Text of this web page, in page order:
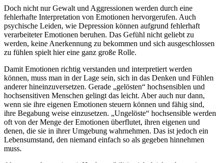
Doch nicht nur Gewalt und Aggressionen werden durch eine
fehlerhafte Interpretation von Emotionen hervorgerufen. Auch
psychische Leiden, wie Depression können aufgrund fehlerhaft
verarbeiteter Emotionen beruhen. Das Gefühl nicht geliebt zu
werden, keine Anerkennung zu bekommen und sich ausgeschlossen
zu fühlen spielt hier eine ganz große Rolle.
Damit Emotionen richtig verstanden und interpretiert werden
können, muss man in der Lage sein, sich in das Denken und Fühlen
anderer hineinzuversetzen. Gerade „gelösten“ hochsensiblen und
hochsensitiven Menschen gelingt das leicht. Aber auch nur dann,
wenn sie ihre eigenen Emotionen steuern können und fähig sind,
ihre Begabung weise einzusetzen. „Ungelöste“ hochsensible werden
oft von der Menge der Emotionen überflutet, ihren eigenen und
denen, die sie in ihrer Umgebung wahrnehmen. Das ist jedoch ein
Lebensumstand, den niemand einfach so als gegeben hinnehmen
muss.